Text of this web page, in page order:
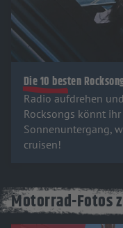
Die 10 besten
Radio aufdrehen
Rocksongs könnt
Sonnenuntergang,
cruisen!
Motorrad-Fotos